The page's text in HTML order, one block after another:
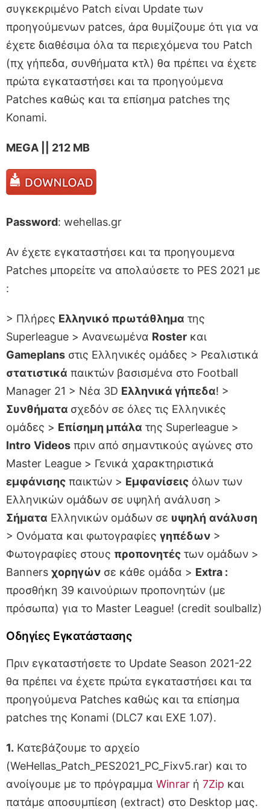
συγκεκριμένο Patch είναι Update των
προηγούμενων patces, άρα θυμίζουμε ότι για να
έχετε διαθέσιμα όλα τα περιεχόμενα του Patch
(πχ γήπεδα, συνθήματα κτλ) θα πρέπει να έχετε
πρώτα εγκαταστήσει και τα προηγούμενα
Patches καθώς και τα επίσημα patches της
Konami.
MEGA || 212 MB
Password: wehellas.gr
Αν έχετε εγκαταστήσει και τα προηγουμενα
Patches μπορείτε να απολαύσετε το PES 2021 με
:
> Πλήρες Ελληνικό πρωτάθλημα της
Superleague > Ανανεωμένα Roster και
Gameplans στις Ελληνικές ομάδες > Ρεαλιστικά
στατιστικά παικτών βασισμένα στο Football
Manager 21 > Nέα 3D Ελληνικά γήπεδα! >
Συνθήματα σχεδόν σε όλες τις Ελληνικές
ομάδες > Επίσημη μπάλα της Superleague >
Intro Videos πριν από σημαντικούς αγώνες στο
Master League > Γενικά χαρακτηριστικά
εμφάνισης παικτών > Εμφανίσεις όλων των
Ελληνικών ομάδων σε υψηλή ανάλυση >
Σήματα Ελληνικών ομάδων σε υψηλή ανάλυση
> Ονόματα και φωτογραφίες γηπέδων >
Φωτογραφίες στους προπονητές των ομάδων >
Banners χορηγών σε κάθε ομάδα > Extra :
προσθήκη 39 καινούριων προπονητών (με
πρόσωπα) για το Master League! (credit soulballz)
Οδηγίες Εγκατάστασης
Πριν εγκαταστήσετε το Update Season 2021-22
θα πρέπει να έχετε πρώτα εγκαταστήσει και τα
προηγούμενα Patches καθώς και τα επίσημα
patches της Konami (DLC7 και EXE 1.07).
1. Κατεβάζουμε το αρχείο
(WeHellas_Patch_PES2021_PC_Fixv5.rar) και το
ανοίγουμε με το πρόγραμμα Winrar ή 7Zip και
πατάμε αποσυμπίεση (extract) στο Desktop μας.